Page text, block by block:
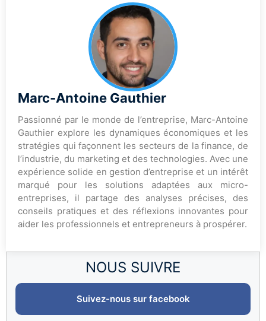
NOUS SUIVRE
Suivez-nous sur facebook
Marc-Antoine Gauthier
Passionné par le monde de l’entreprise, Marc-Antoine
Gauthier explore les dynamiques économiques et les
stratégies qui façonnent les secteurs de la finance, de
l’industrie, du marketing et des technologies. Avec une
expérience solide en gestion d’entreprise et un intérêt
marqué pour les solutions adaptées aux micro-
entreprises, il partage des analyses précises, des
conseils pratiques et des réflexions innovantes pour
aider les professionnels et entrepreneurs à prospérer.